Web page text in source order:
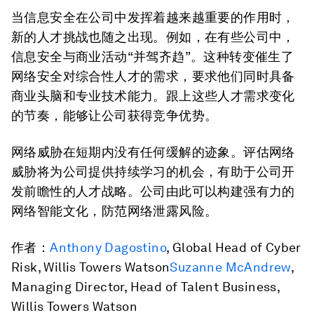
当信息安全在公司中发挥着越来越重要的作用时，
新的人才挑战也随之出现。例如，在有些公司中，
信息安全与商业活动“并驾齐趋”。这种转变催生了
网络安全对综合性人才的需求，要求他们同时具备
商业头脑和专业技术能力。跟上这些人才需求变化
的节奏，能够让公司获得竞争优势。
网络威胁在短期内没有任何缓解的迹象。评估网络
威胁将为公司提供持续学习的机会，有助于公司开
发前瞻性的人才战略。公司由此可以构建强有力的
网络智能文化，防范网络泄露风险。
作者：Anthony Dagostino, Global Head of Cyber
Risk, Willis Towers WatsonSuzanne McAndrew,
Managing Director, Head of Talent Business,
Willis Towers Watson